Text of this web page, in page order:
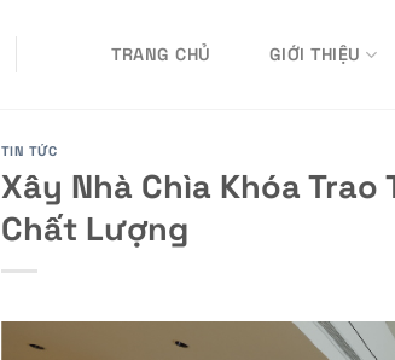
TRANG CHỦ GIỚI THIỆU
TIN TỨC
Xây Nhà Chìa Khóa Trao
Chất Lượng